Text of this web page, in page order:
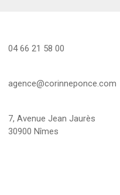
04 66 21 58 00
agence@corinneponce.com
7, Avenue Jean Jaurès
30900 Nîmes